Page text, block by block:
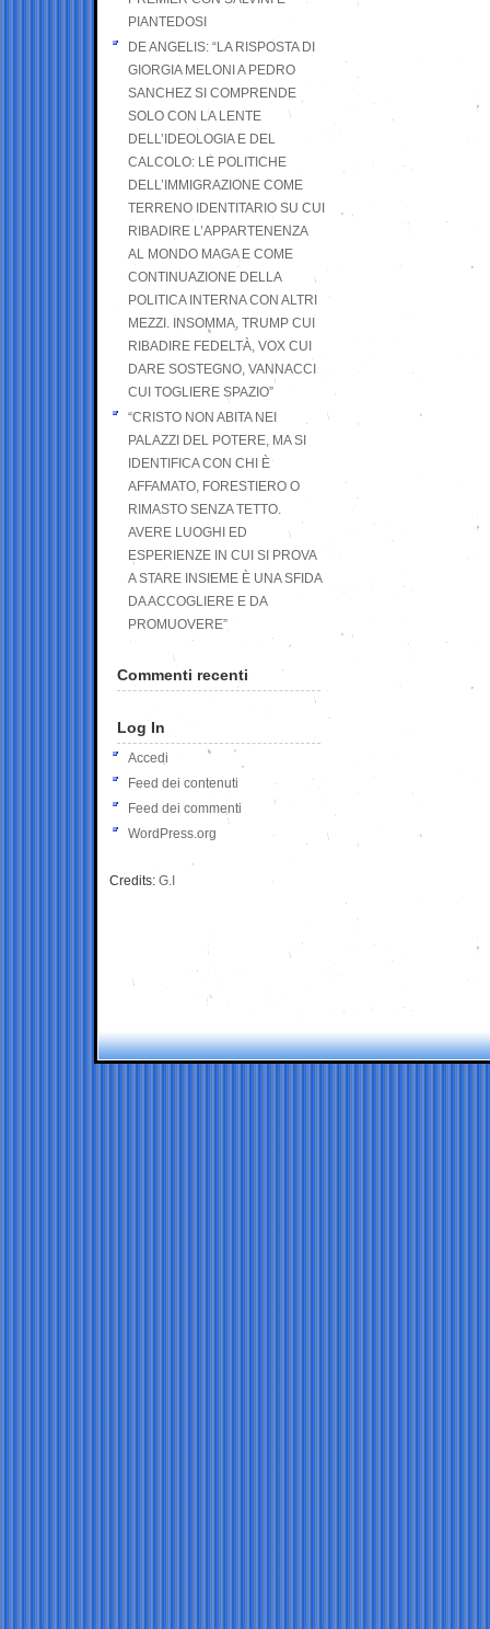
PIANTEDOSI
DE ANGELIS: “LA RISPOSTA DI
GIORGIA MELONI A PEDRO
SANCHEZ SI COMPRENDE
SOLO CON LA LENTE
DELL’IDEOLOGIA E DEL
CALCOLO: LE POLITICHE
DELL’IMMIGRAZIONE COME
TERRENO IDENTITARIO SU CUI
RIBADIRE L’APPARTENENZA
AL MONDO MAGA E COME
CONTINUAZIONE DELLA
POLITICA INTERNA CON ALTRI
MEZZI. INSOMMA, TRUMP CUI
RIBADIRE FEDELTÀ, VOX CUI
DARE SOSTEGNO, VANNACCI
CUI TOGLIERE SPAZIO”
“CRISTO NON ABITA NEI
PALAZZI DEL POTERE, MA SI
IDENTIFICA CON CHI È
AFFAMATO, FORESTIERO O
RIMASTO SENZA TETTO.
AVERE LUOGHI ED
ESPERIENZE IN CUI SI PROVA
A STARE INSIEME È UNA SFIDA
DA ACCOGLIERE E DA
PROMUOVERE”
Commenti recenti
Log In
Accedi
Feed dei contenuti
Feed dei commenti
WordPress.org
Credits: G.I